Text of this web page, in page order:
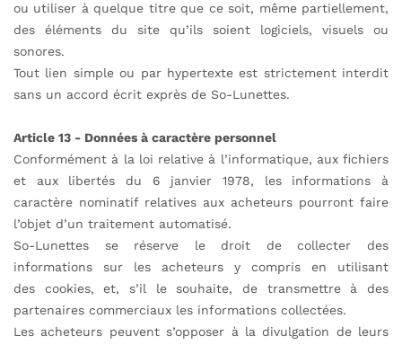
ou utiliser à quelque titre que ce soit, même partiellement,
des éléments du site qu’ils soient logiciels, visuels ou
sonores.
Tout lien simple ou par hypertexte est strictement interdit
sans un accord écrit exprès de So-Lunettes.
Article 13 - Données à caractère personnel
Conformément à la loi relative à l’informatique, aux fichiers
et aux libertés du 6 janvier 1978, les informations à
caractère nominatif relatives aux acheteurs pourront faire
l’objet d’un traitement automatisé.
So-Lunettes se réserve le droit de collecter des
informations sur les acheteurs y compris en utilisant
des cookies, et, s’il le souhaite, de transmettre à des
partenaires commerciaux les informations collectées.
Les acheteurs peuvent s’opposer à la divulgation de leurs